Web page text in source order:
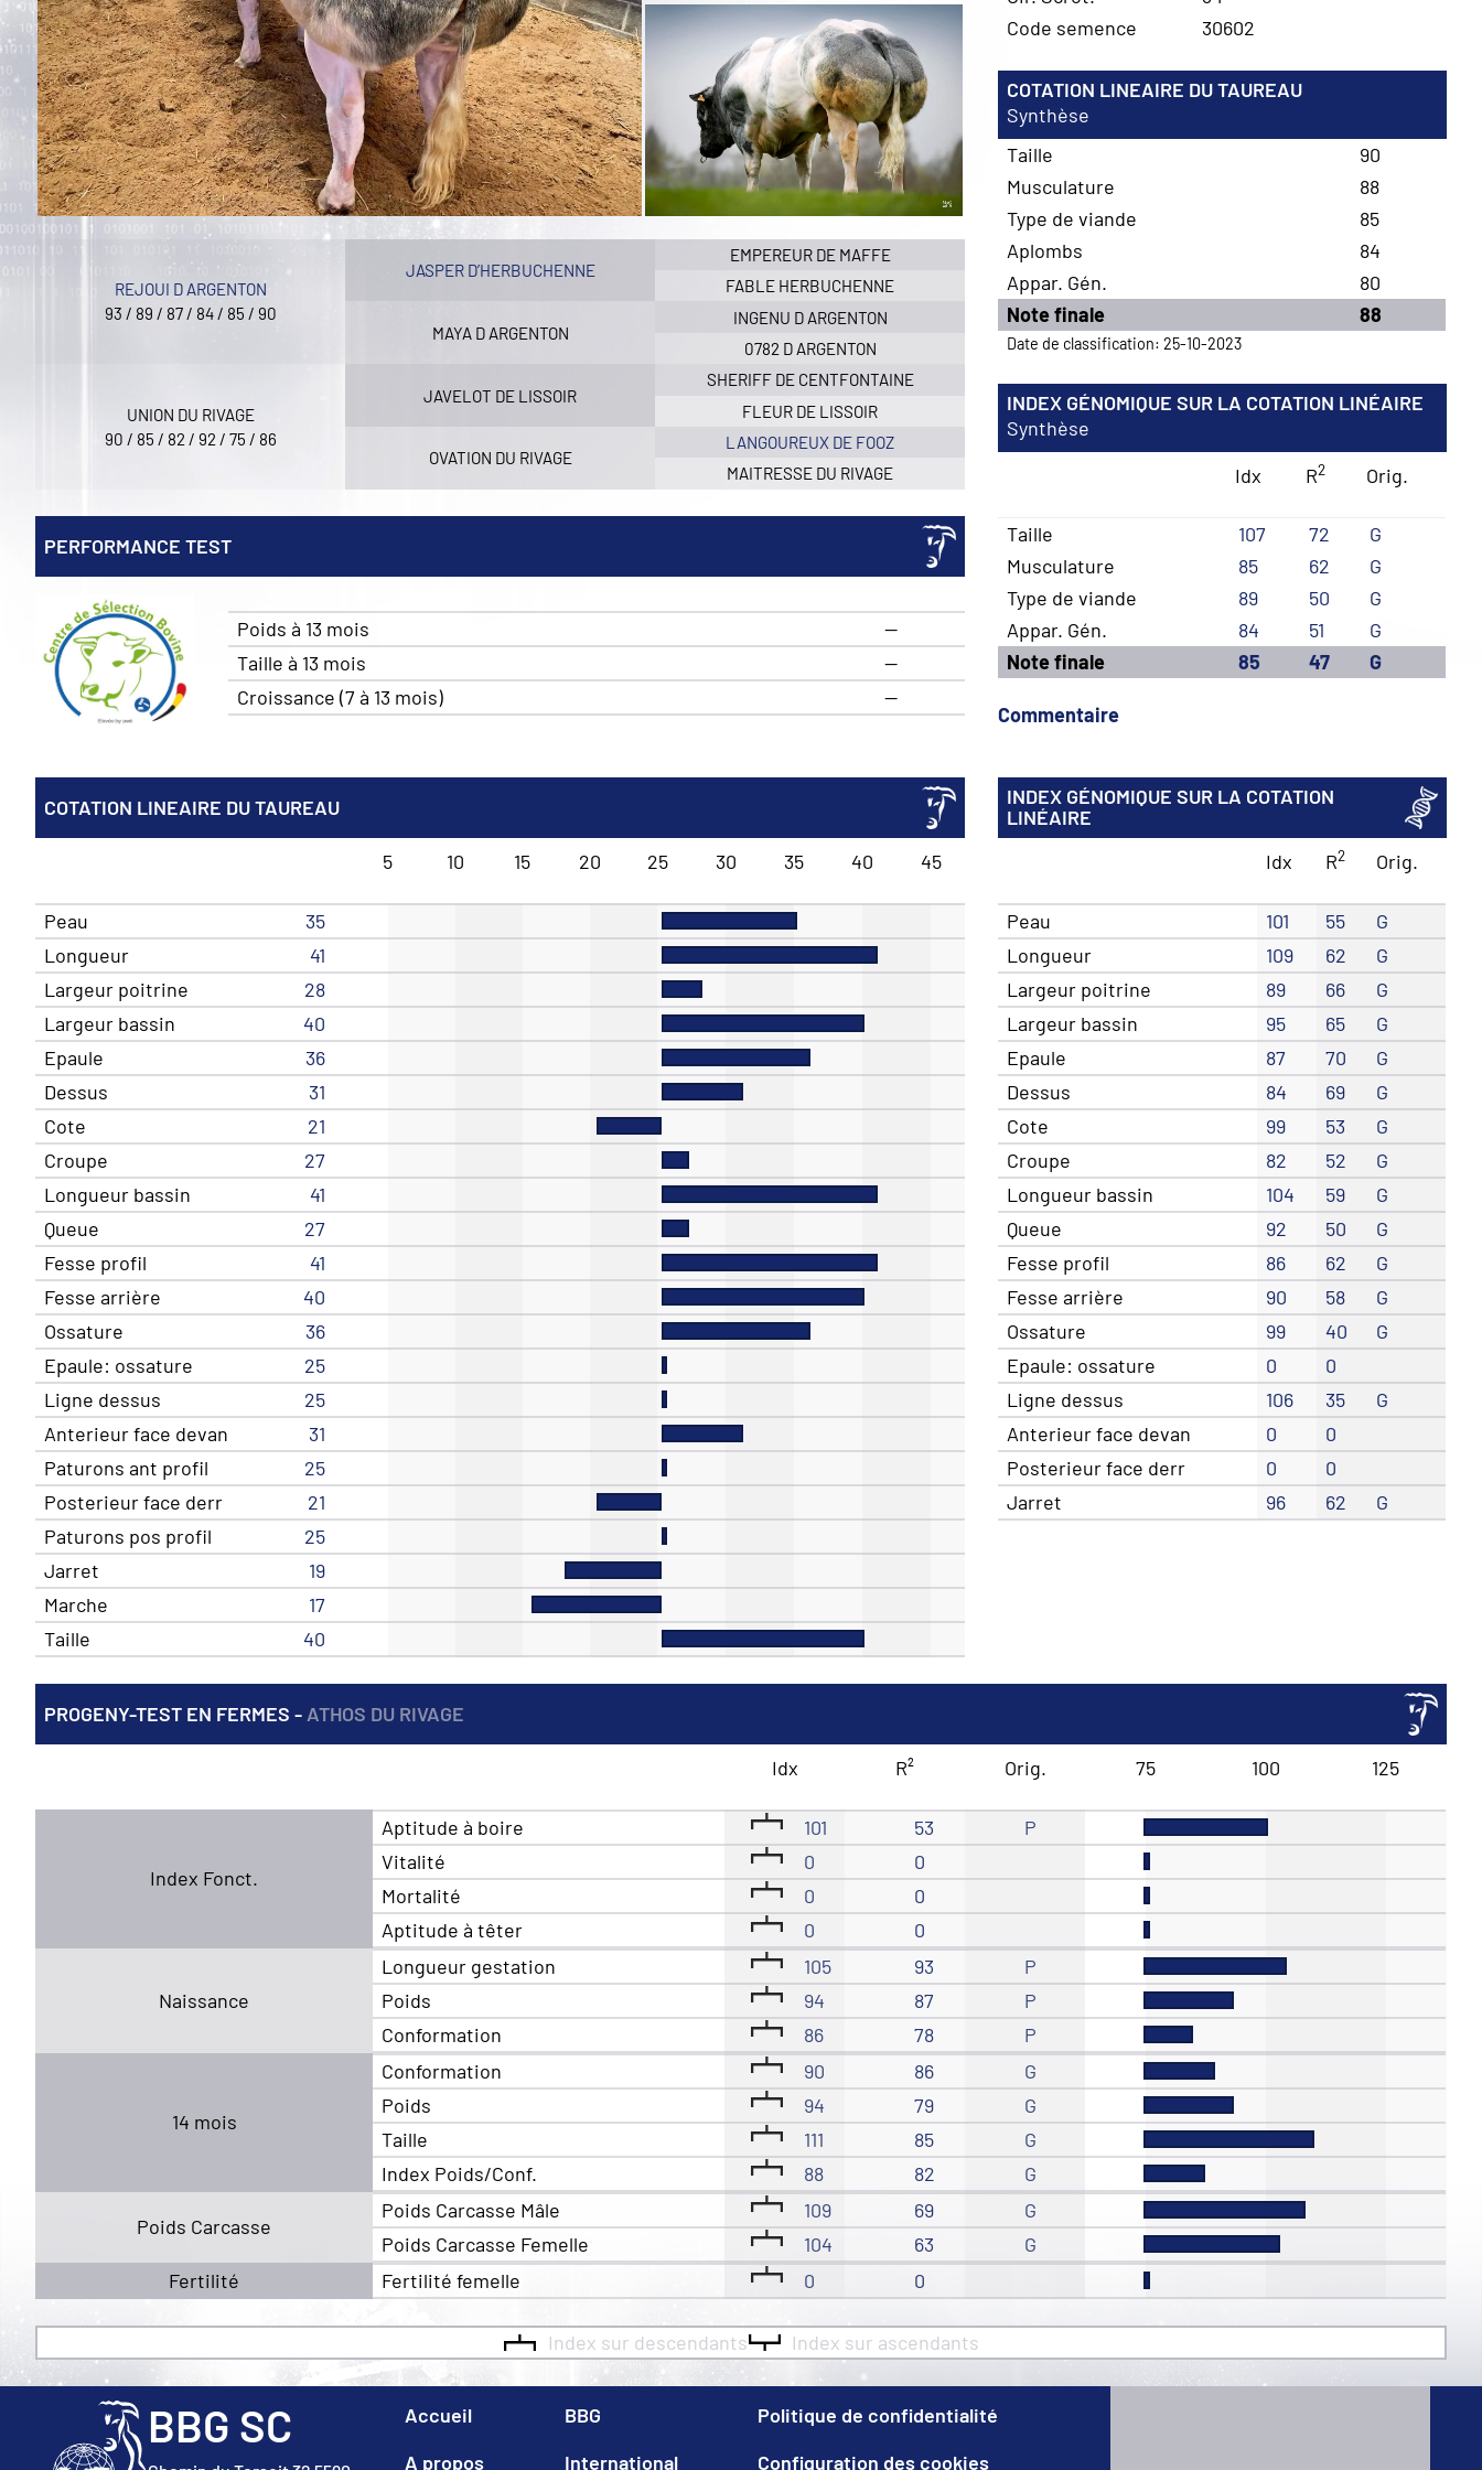
REJOUI D ARGENTON
93 / 89 / 87 / 84 / 85 / 90
JASPER D’HERBUCHENNE
MAYA D ARGENTON
EMPEREUR DE MAFFE
FABLE HERBUCHENNE
INGENU D ARGENTON
0782 D ARGENTON
UNION DU RIVAGE
90 / 85 / 82 / 92 / 75 / 86
JAVELOT DE LISSOIR
OVATION DU RIVAGE
SHERIFF DE CENTFONTAINE
FLEUR DE LISSOIR
LANGOUREUX DE FOOZ
MAITRESSE DU RIVAGE
PERFORMANCE TEST
Poids à 13 mois
—
Taille à 13 mois
—
Croissance (7 à 13 mois)
—
Code semence
30602
COTATION LINEAIRE DU TAUREAU
Synthèse
Taille
90
Musculature
88
Type de viande
85
Aplombs
84
Appar. Gén.
80
Note finale
88
Date de classification: 25-10-2023
INDEX GÉNOMIQUE SUR LA COTATION LINÉAIRE
Synthèse
Idx
R2 Orig.
Taille 107 72
G
Musculature
85 62
G
Type de viande
89 50
G
Appar. Gén.
84 51
G
Note finale
85 47 G
Commentaire
COTATION LINEAIRE DU TAUREAU
5 10 15 20 25 30 35 40 45
Peau
35
Longueur
41
Largeur poitrine
28
Largeur bassin
40
Epaule
36
Dessus
31
Cote
21
Croupe
27
Longueur bassin
41
Queue
27
Fesse profil
41
Fesse arrière
40
Ossature
36
Epaule: ossature
25
Ligne dessus
25
Anterieur face devan
31
Paturons ant profil
25
Posterieur face derr
21
Paturons pos profil
25
Jarret
19
Marche
17
Taille
40
INDEX GÉNOMIQUE SUR LA COTATION
LINÉAIRE
Idx
R2 Orig.
Peau 101 55
G
Longueur
109 62
G
Largeur poitrine
89 66
G
Largeur bassin
95 65
G
Epaule
87 70
G
Dessus
84 69
G
Cote
99 53
G
Croupe
82 52
G
Longueur bassin
104 59
G
Queue
92 50
G
Fesse profil
86 62
G
Fesse arrière
90 58
G
Ossature
99 40
G
Epaule: ossature
0
0
Ligne dessus
106 35
G
Anterieur face devan
0
0
Posterieur face derr
0
0
Jarret
96 62 G
PROGENY-TEST EN FERMES - ATHOS DU RIVAGE
Idx R² Orig. 75 100 125
Index Fonct.
Aptitude à boire 101 53
P
Vitalité
0
0
Mortalité
0
0
Aptitude à têter
0 0
Naissance
Longueur gestation 105 93
P
Poids
94 87
P
Conformation
86 78 P
14 mois
Conformation 90 86
G
Poids
94 79
G
Taille
111 85
G
Index Poids/Conf.
88 82 G
Poids Carcasse
Poids Carcasse Mâle 109 69
G
Poids Carcasse Femelle
104 63
G
Fertilité
Fertilité femelle 0 0
Index sur descendants Index sur ascendants
BBG SC
Accueil
A propos
BBG
International
Politique de confidentialité
Configuration des cookies